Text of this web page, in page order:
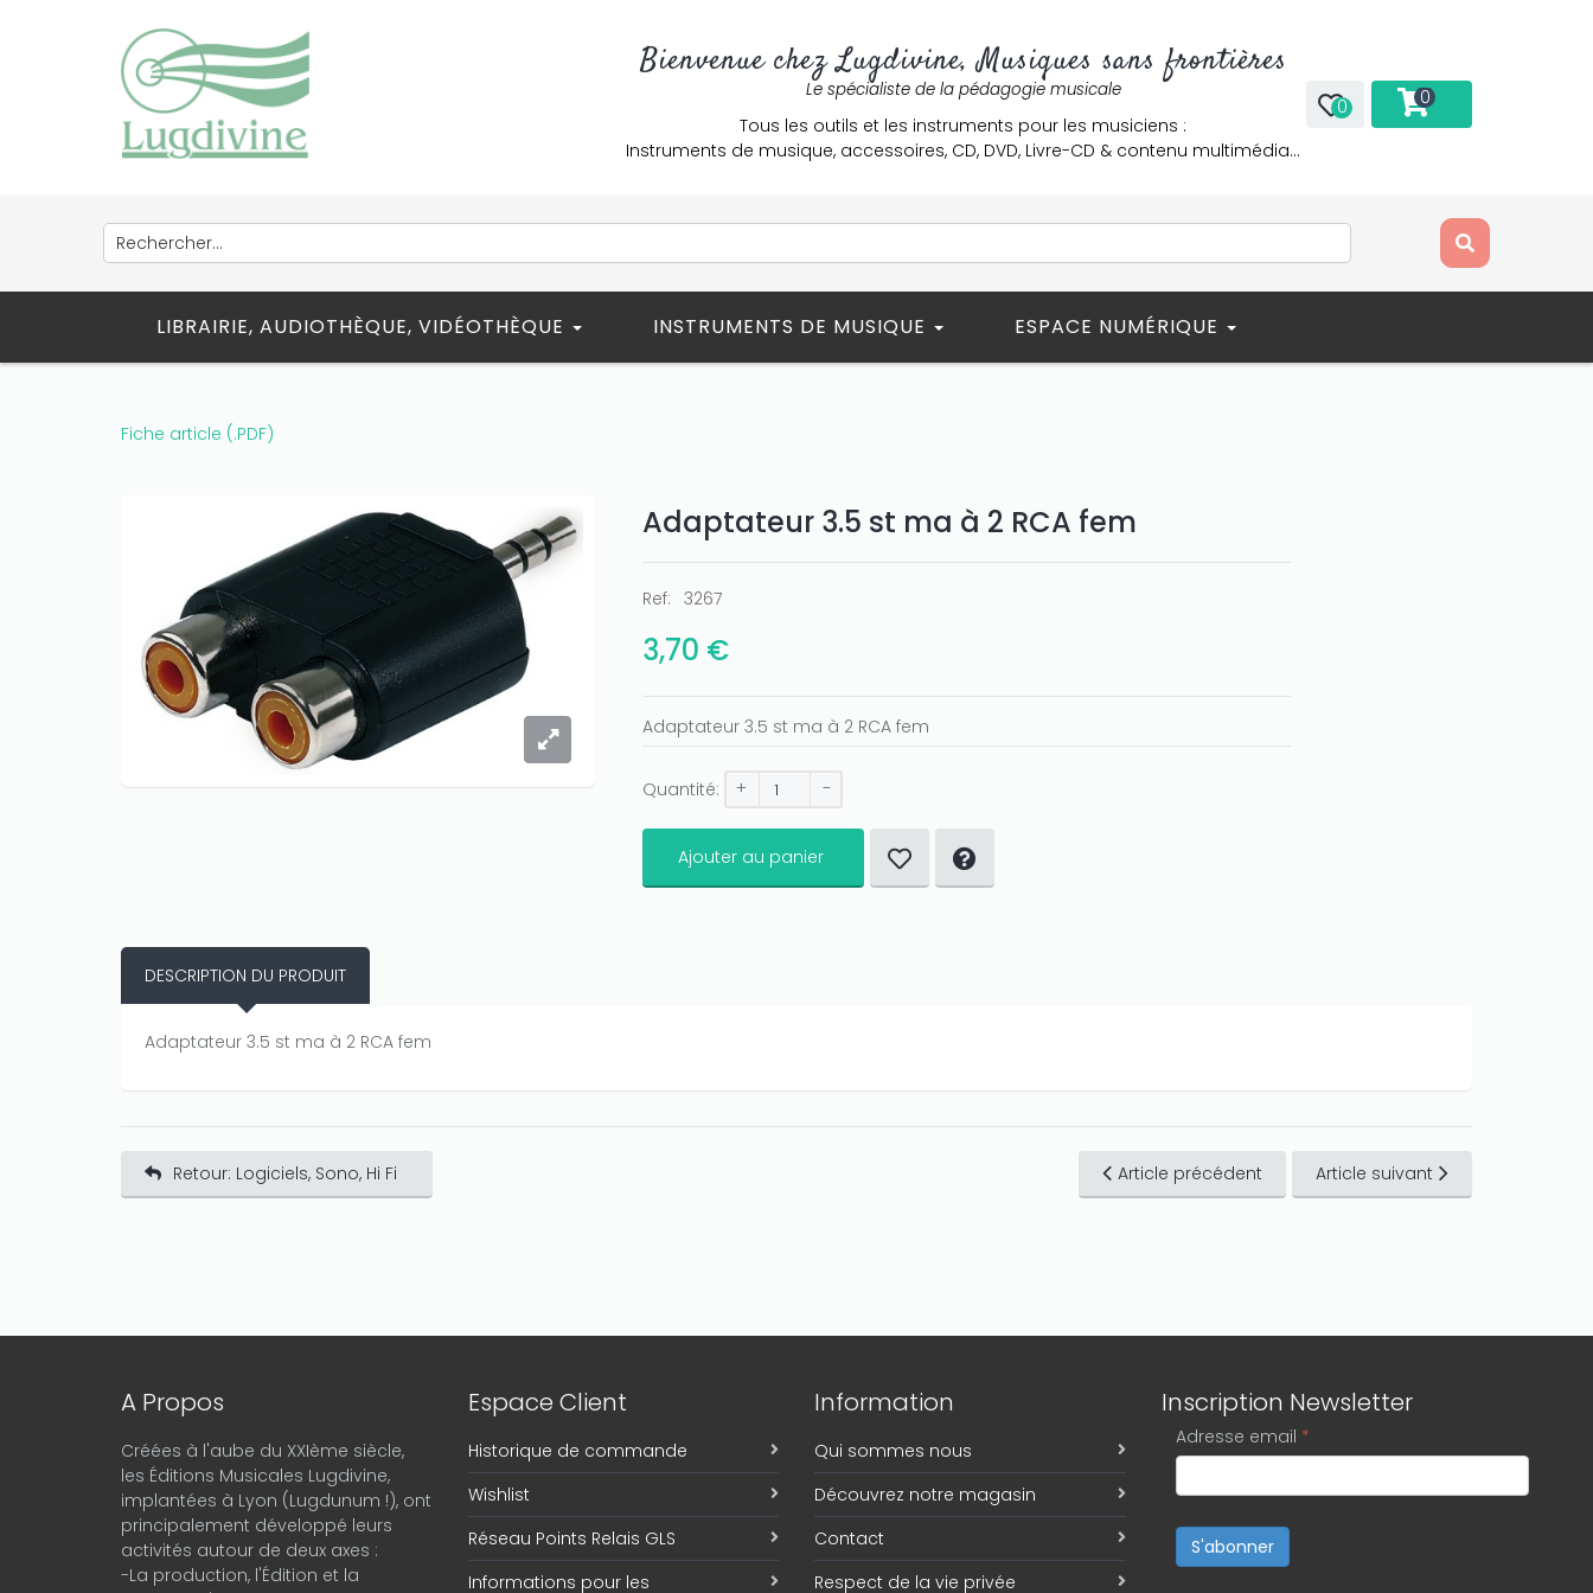
Bienvenue chez Lugdivine, Musiques sans frontières
Le spécialiste de la pédagogie musicale
Tous les outils et les instruments pour les musiciens :
Instruments de musique, accessoires, CD, DVD, Livre-CD & contenu multimédia…
0 0
LIBRAIRIE, AUDIOTHÈQUE, VIDÉOTHÈQUE INSTRUMENTS DE MUSIQUE ESPACE NUMÉRIQUE
Fiche article (.PDF)
Adaptateur 3.5 st ma à 2 RCA fem
Ref: 3267
3,70 €
Adaptateur 3.5 st ma à 2 RCA fem
Quantité: + -
Ajouter au panier
DESCRIPTION DU PRODUIT
Adaptateur 3.5 st ma à 2 RCA fem
Retour: Logiciels, Sono, Hi Fi Article précédent Article suivant
A Propos
Créées à l'aube du XXIème siècle,
les Éditions Musicales Lugdivine,
implantées à Lyon (Lugdunum !), ont
principalement développé leurs
activités autour de deux axes :
-La production, l'Édition et la
Espace Client
Historique de commande
Wishlist
Réseau Points Relais GLS
Informations pour les
Information
Qui sommes nous
Découvrez notre magasin
Contact
Respect de la vie privée
Inscription Newsletter
Adresse email *
S'abonner